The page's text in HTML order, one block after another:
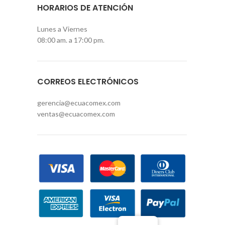
HORARIOS DE ATENCIÓN
Lunes a Viernes
08:00 am. a 17:00 pm.
CORREOS ELECTRÓNICOS
gerencia@ecuacomex.com
ventas@ecuacomex.com